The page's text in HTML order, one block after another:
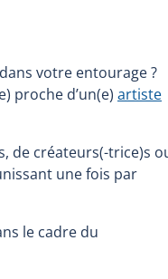
votre entourage ?
proche d’un(e) artiste
de créateurs(-trice)s
une fois par
le cadre du